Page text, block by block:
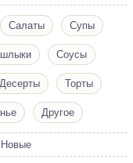
Салаты Супы
Соусы
Десерты Торты
Другое
Новые